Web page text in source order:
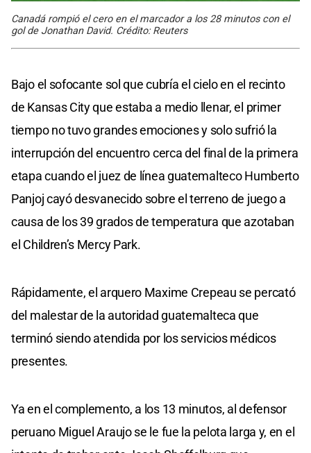
Canadá rompió el cero en el marcador a los 28 minutos con el
gol de Jonathan David. Crédito: Reuters
Bajo el sofocante sol que cubría el cielo en el recinto
de Kansas City que estaba a medio llenar, el primer
tiempo no tuvo grandes emociones y solo sufrió la
interrupción del encuentro cerca del final de la primera
etapa cuando el juez de línea guatemalteco Humberto
Panjoj cayó desvanecido sobre el terreno de juego a
causa de los 39 grados de temperatura que azotaban
el Children’s Mercy Park.
Rápidamente, el arquero Maxime Crepeau se percató
del malestar de la autoridad guatemalteca que
terminó siendo atendida por los servicios médicos
presentes.
Ya en el complemento, a los 13 minutos, al defensor
peruano Miguel Araujo se le fue la pelota larga y, en el